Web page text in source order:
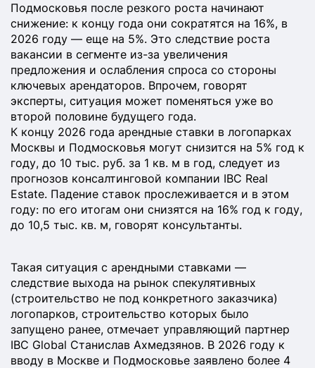
Подмосковья после резкого роста начинают
снижение: к концу года они сократятся на 16%, в
2026 году — еще на 5%. Это следствие роста
вакансии в сегменте из-за увеличения
предложения и ослабления спроса со стороны
ключевых арендаторов. Впрочем, говорят
эксперты, ситуация может поменяться уже во
второй половине будущего года.
К концу 2026 года арендные ставки в логопарках
Москвы и Подмосковья могут снизится на 5% год к
году, до 10 тыс. руб. за 1 кв. м в год, следует из
прогнозов консалтинговой компании IBC Real
Estate. Падение ставок прослеживается и в этом
году: по его итогам они снизятся на 16% год к году,
до 10,5 тыс. кв. м, говорят консультанты.
Такая ситуация с арендными ставками —
следствие выхода на рынок спекулятивных
(строительство не под конкретного заказчика)
логопарков, строительство которых было
запущено ранее, отмечает управляющий партнер
IBC Global Станислав Ахмедзянов. В 2026 году к
вводу в Москве и Подмосковье заявлено более 4